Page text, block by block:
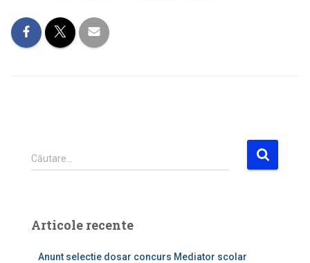
C
a
d
Căutare…
Articole recente
Anunt selectie dosar concurs Mediator scolar